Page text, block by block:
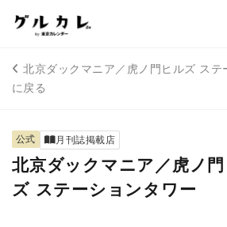
北京ダックマニア／虎ノ門ヒルズ ステ
に戻る
公式 月刊誌掲載店
北京ダックマニア／虎ノ
ズ ステーションタワー